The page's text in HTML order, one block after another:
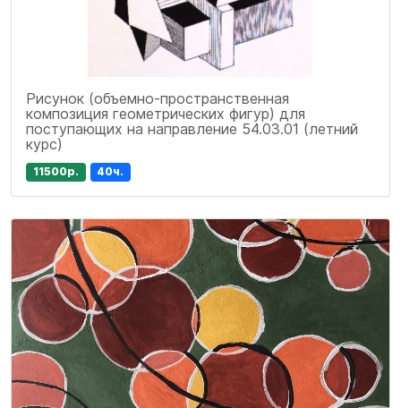
Рисунок (объемно-пространственная
композиция геометрических фигур) для
поступающих на направление 54.03.01 (летний
курс)
11500р. 40ч.